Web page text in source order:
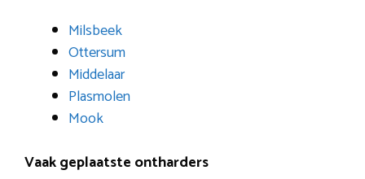
Milsbeek
Ottersum
Middelaar
Plasmolen
Mook
Vaak geplaatste ontharders